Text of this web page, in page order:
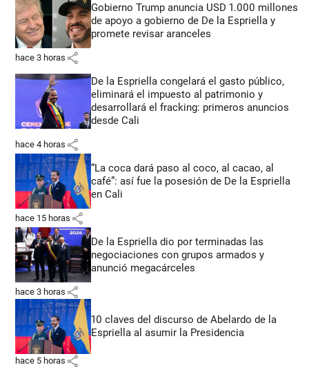
Gobierno Trump anuncia USD 1.000 millones
de apoyo a gobierno de De la Espriella y
promete revisar aranceles
hace 3 horas share
De la Espriella congelará el gasto público,
eliminará el impuesto al patrimonio y
desarrollará el fracking: primeros anuncios
desde Cali
hace 4 horas share
“La coca dará paso al coco, al cacao, al
café”: así fue la posesión de De la Espriella
en Cali
hace 15 horas share
De la Espriella dio por terminadas las
negociaciones con grupos armados y
anunció megacárceles
hace 3 horas share
10 claves del discurso de Abelardo de la
Espriella al asumir la Presidencia
hace 5 horas share